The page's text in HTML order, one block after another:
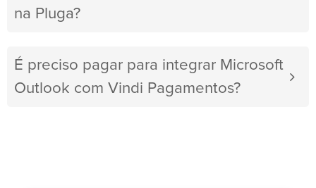
na Pluga?
É preciso pagar para integrar Microsoft
Outlook com Vindi Pagamentos?